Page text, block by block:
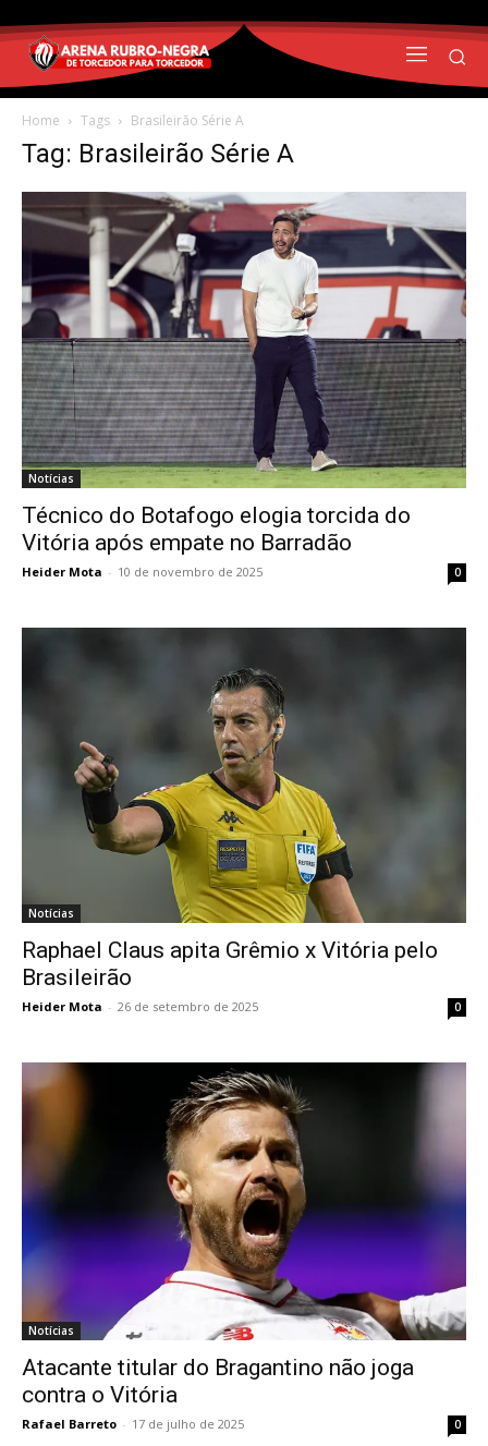
Home Tags Brasileirão Série A
Tag: Brasileirão Série A
Notícias
Técnico do Botafogo elogia torcida do
Vitória após empate no Barradão
Heider Mota - 10 de novembro de 2025 0
Notícias
Raphael Claus apita Grêmio x Vitória pelo
Brasileirão
Heider Mota - 26 de setembro de 2025 0
Notícias
Atacante titular do Bragantino não joga
contra o Vitória
Rafael Barreto - 17 de julho de 2025 0